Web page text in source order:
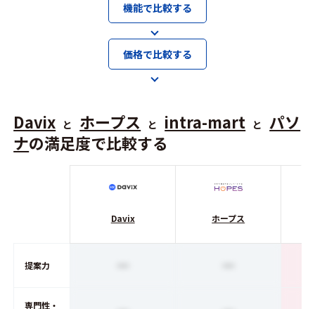
機能で比較する
価格で比較する
Davix と ホープス と intra-mart と
パソ
ナの満足度で比較する
Davix ホープス
提案力
専門性・